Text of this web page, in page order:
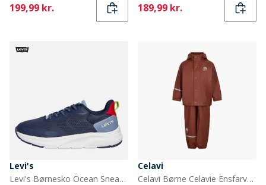
Current
199,99 kr. Current
189,99 kr.
Levi's
Levi's Børnesko Ocean Sneakers Marineblå/Rød 0290 Navy Red 0290
Celavi
Celavi Børne Celavie Ensfarvet PU Basis Regntøjs Sæt Tortoise Shell